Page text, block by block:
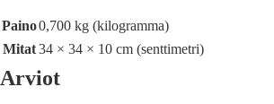
Paino0,700 kg (kilogramma)
Mitat34 × 34 × 10 cm (senttimetri)
Arviot